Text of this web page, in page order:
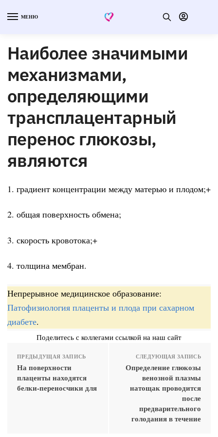
МЕНЮ
Наиболее значимыми
механизмами,
определяющими
трансплацентарный
перенос глюкозы,
являются
1. градиент концентрации между матерью и плодом;+
2. общая поверхность обмена;
3. скорость кровотока;+
4. толщина мембран.
Непрерывное медицинское образование:
Патофизиология плаценты и плода при сахарном
диабете.
Поделитесь с коллегами ссылкой на наш сайт
ПРЕДЫДУЩАЯ ЗАПИСЬ
На поверхности
плаценты находятся
белки-переносчики для
СЛЕДУЮЩАЯ ЗАПИСЬ
Определение глюкозы
венозной плазмы
натощак проводится
после
предварительного
голодания в течение